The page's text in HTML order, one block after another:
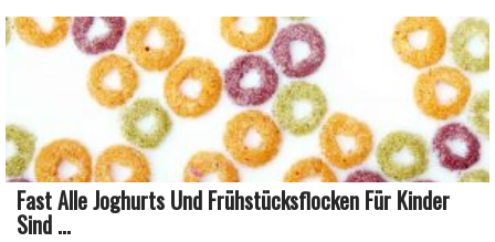
Fast Alle Joghurts Und Frühstücksflocken Für Kinder
Sind ...